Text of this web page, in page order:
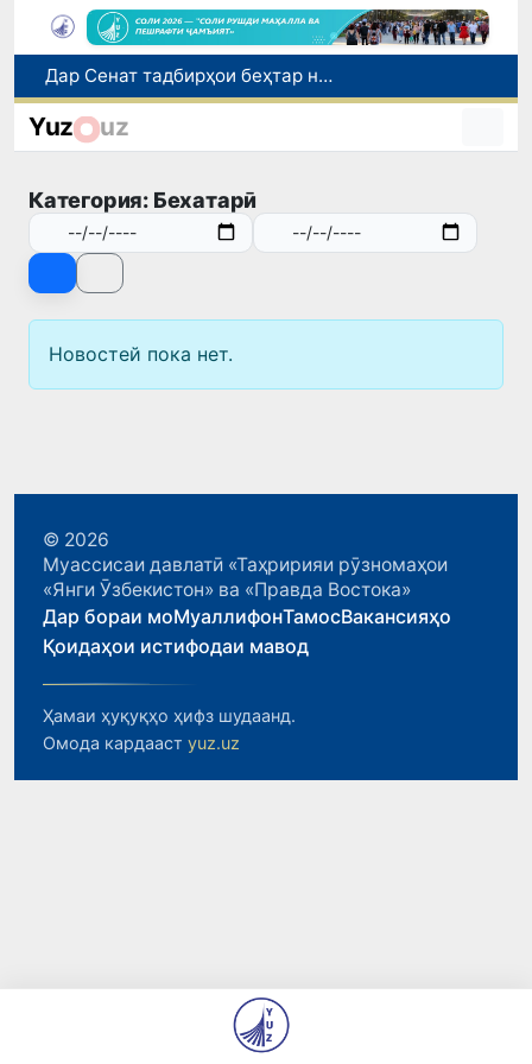
Дар Сенат тадбирҳои беҳтар намудани мавқеи Ӯзбекистон дар рейтингҳо ва индексҳои байналмилалӣ баррасӣ шуданд
Сарвари ВКХ-и Ӯзбекистон бо роҳбарияти Ҳиндустон музокирот анҷом дода, дар Форуми соҳибкории Ӯзбекистону Ҳиндустон иштирок кард
Дар моҳи июл дар Ӯзбекистон нархи маҳсулоти озуқаворӣ коҳиш ёфт, аммо баъзе молу хидматрасониҳо гарон шуданд
Yuz uz
Категория: Бехатарӣ
Новостей пока нет.
© 2026
Муассисаи давлатӣ «Таҳририяи рӯзномаҳои
«Янги Ӯзбекистон» ва «Правда Востока»
Дар бораи моМуаллифонТамосВакансияҳо
Қоидаҳои истифодаи мавод
Ҳамаи ҳуқуқҳо ҳифз шудаанд.
Омода кардааст yuz.uz